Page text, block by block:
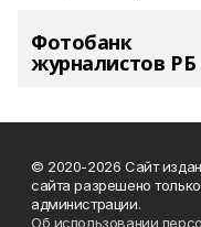
Фотобанк
журналистов РБ
© 2020-2026 Сайт
сайта разрешено
администрации.
Об использовании